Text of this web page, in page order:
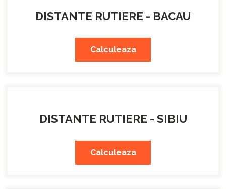
DISTANTE RUTIERE - BACAU
Calculeaza
DISTANTE RUTIERE - SIBIU
Calculeaza